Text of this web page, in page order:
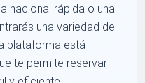
nacional rápida o una
una variedad de
plataforma está
te permite reservar